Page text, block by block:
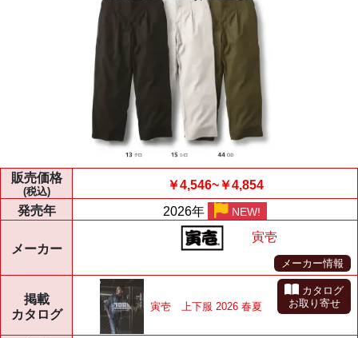
販売価格
(税込)
￥4,546~￥4,854
発売年
2026年 NEW!
メーカー
寅壱
メーカー情報
掲載
カタログ
寅壱 上下服 2026 春夏
カタログ
お取り寄せ